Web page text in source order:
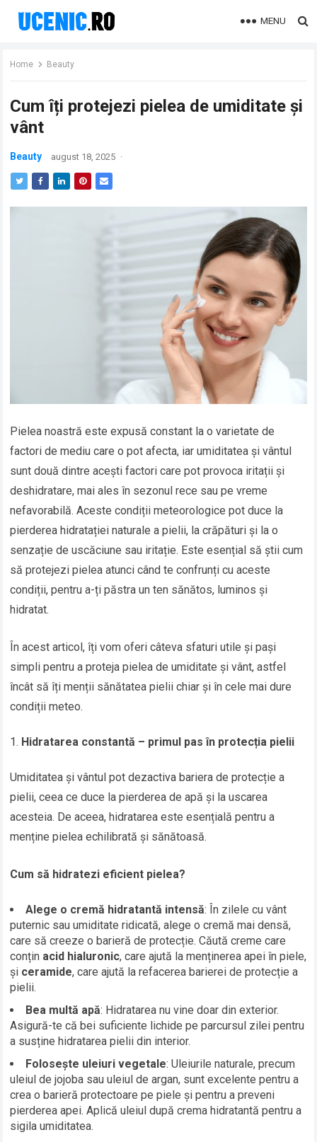
MENU
Home Beauty
Cum îți protejezi pielea de umiditate și
vânt
Beauty august 18, 2025 ·
Pielea noastră este expusă constant la o varietate de
factori de mediu care o pot afecta, iar umiditatea și vântul
sunt două dintre acești factori care pot provoca iritații și
deshidratare, mai ales în sezonul rece sau pe vreme
nefavorabilă. Aceste condiții meteorologice pot duce la
pierderea hidratației naturale a pielii, la crăpături și la o
senzație de uscăciune sau iritație. Este esențial să știi cum
să protejezi pielea atunci când te confrunți cu aceste
condiții, pentru a-ți păstra un ten sănătos, luminos și
hidratat.
În acest articol, îți vom oferi câteva sfaturi utile și pași
simpli pentru a proteja pielea de umiditate și vânt, astfel
încât să îți menții sănătatea pielii chiar și în cele mai dure
condiții meteo.
Hidratarea constantă – primul pas în protecția pielii
Umiditatea și vântul pot dezactiva bariera de protecție a
pielii, ceea ce duce la pierderea de apă și la uscarea
acesteia. De aceea, hidratarea este esențială pentru a
menține pielea echilibrată și sănătoasă.
Cum să hidratezi eficient pielea?
Alege o cremă hidratantă intensă: În zilele cu vânt
puternic sau umiditate ridicată, alege o cremă mai densă,
care să creeze o barieră de protecție. Căută creme care
conțin acid hialuronic, care ajută la menținerea apei în piele,
și ceramide, care ajută la refacerea barierei de protecție a
pielii.
Bea multă apă: Hidratarea nu vine doar din exterior.
Asigură-te că bei suficiente lichide pe parcursul zilei pentru
a susține hidratarea pielii din interior.
Folosește uleiuri vegetale: Uleiurile naturale, precum
uleiul de jojoba sau uleiul de argan, sunt excelente pentru a
crea o barieră protectoare pe piele și pentru a preveni
pierderea apei. Aplică uleiul după crema hidratantă pentru a
sigila umiditatea.